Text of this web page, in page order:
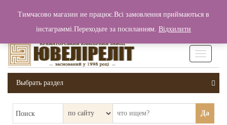
Вход / Регистрация 0 грн.
Выбрать раздел
Поиск Да
Тимчасово магазин не працює.Всі замовлення приймаються в
інстаграммі.Переходьте за посиланням. Відхилити